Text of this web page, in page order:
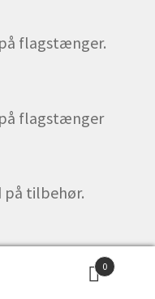
flagstænger.
flagstænger
på tilbehør.
0